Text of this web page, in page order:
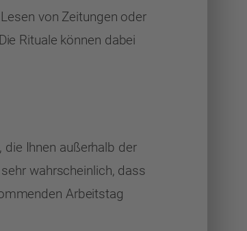
von Zeitungen oder
Rituale können dabei
Ihnen außerhalb der
wahrscheinlich, dass
Arbeitstag